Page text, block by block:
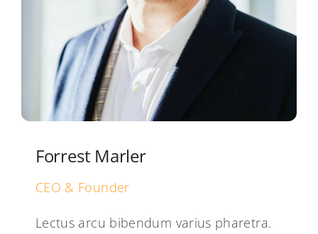
Forrest Marler
CEO & Founder
Lectus arcu bibendum varius pharetra.